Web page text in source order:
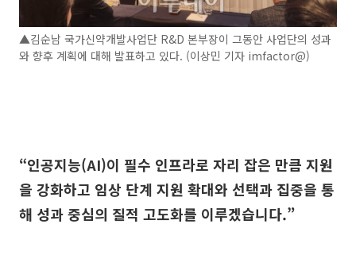
▲김순남 국가신약개발사업단 R&D 본부장이 그동안 사업단의 성과
와 향후 계획에 대해 발표하고 있다. (이상민 기자 imfactor@)
“인공지능(AI)이 필수 인프라로 자리 잡은 만큼 지원
을 강화하고 임상 단계 지원 확대와 선택과 집중을 통
해 성과 중심의 질적 고도화를 이루겠습니다.”